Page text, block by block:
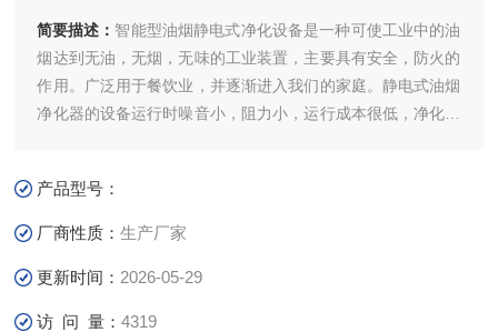
简要描述： 智能型油烟静电式净化设备是一种可使工业中的油
烟达到无油，无烟，无味的工业装置，主要具有安全，防火的
作用。广泛用于餐饮业，并逐渐进入我们的家庭。静电式油烟
净化器的设备运行时噪音小，阻力小，运行成本很低，净化效
产品型号：
厂商性质：生产厂家
更新时间： 2026-05-29
访 问 量：4319